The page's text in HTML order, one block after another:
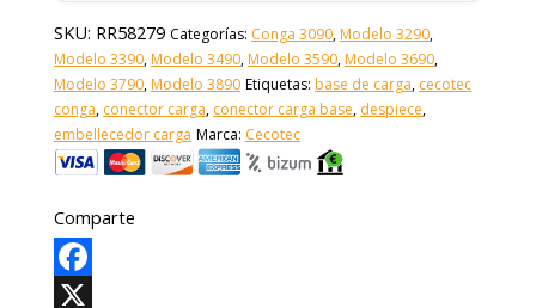
SKU: RR58279 Categorías: Conga 3090, Modelo 3290,
Modelo 3390, Modelo 3490, Modelo 3590, Modelo 3690,
Modelo 3790, Modelo 3890 Etiquetas: base de carga, cecotec
conga, conector carga, conector carga base, despiece,
embellecedor carga Marca: Cecotec
Comparte
Facebook